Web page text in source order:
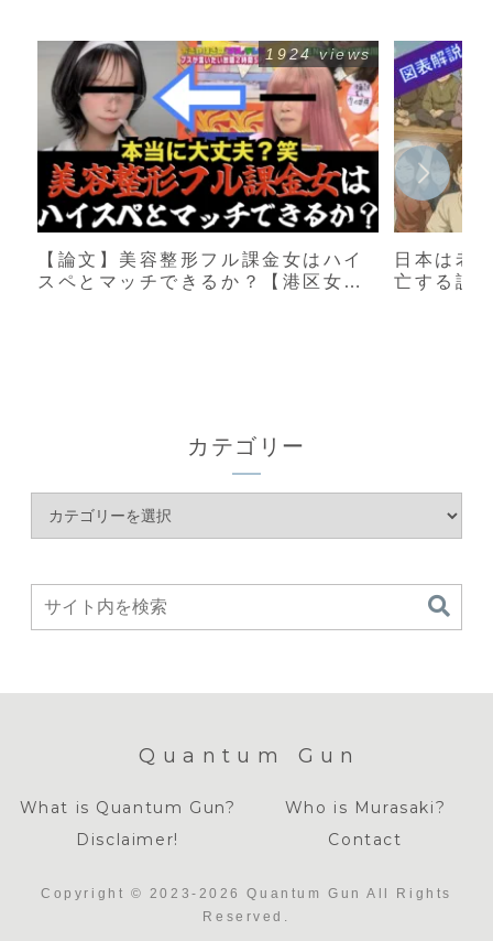
【論文】美容整形フル課金女はハイ
スペとマッチできるか？【港区女
1924 views
日本は老
亡する説
カテゴリー
Quantum Gun
What is Quantum Gun?
Who is Murasaki?
Disclaimer!
Contact
Copyright © 2023-2026 Quantum Gun All Rights
Reserved.